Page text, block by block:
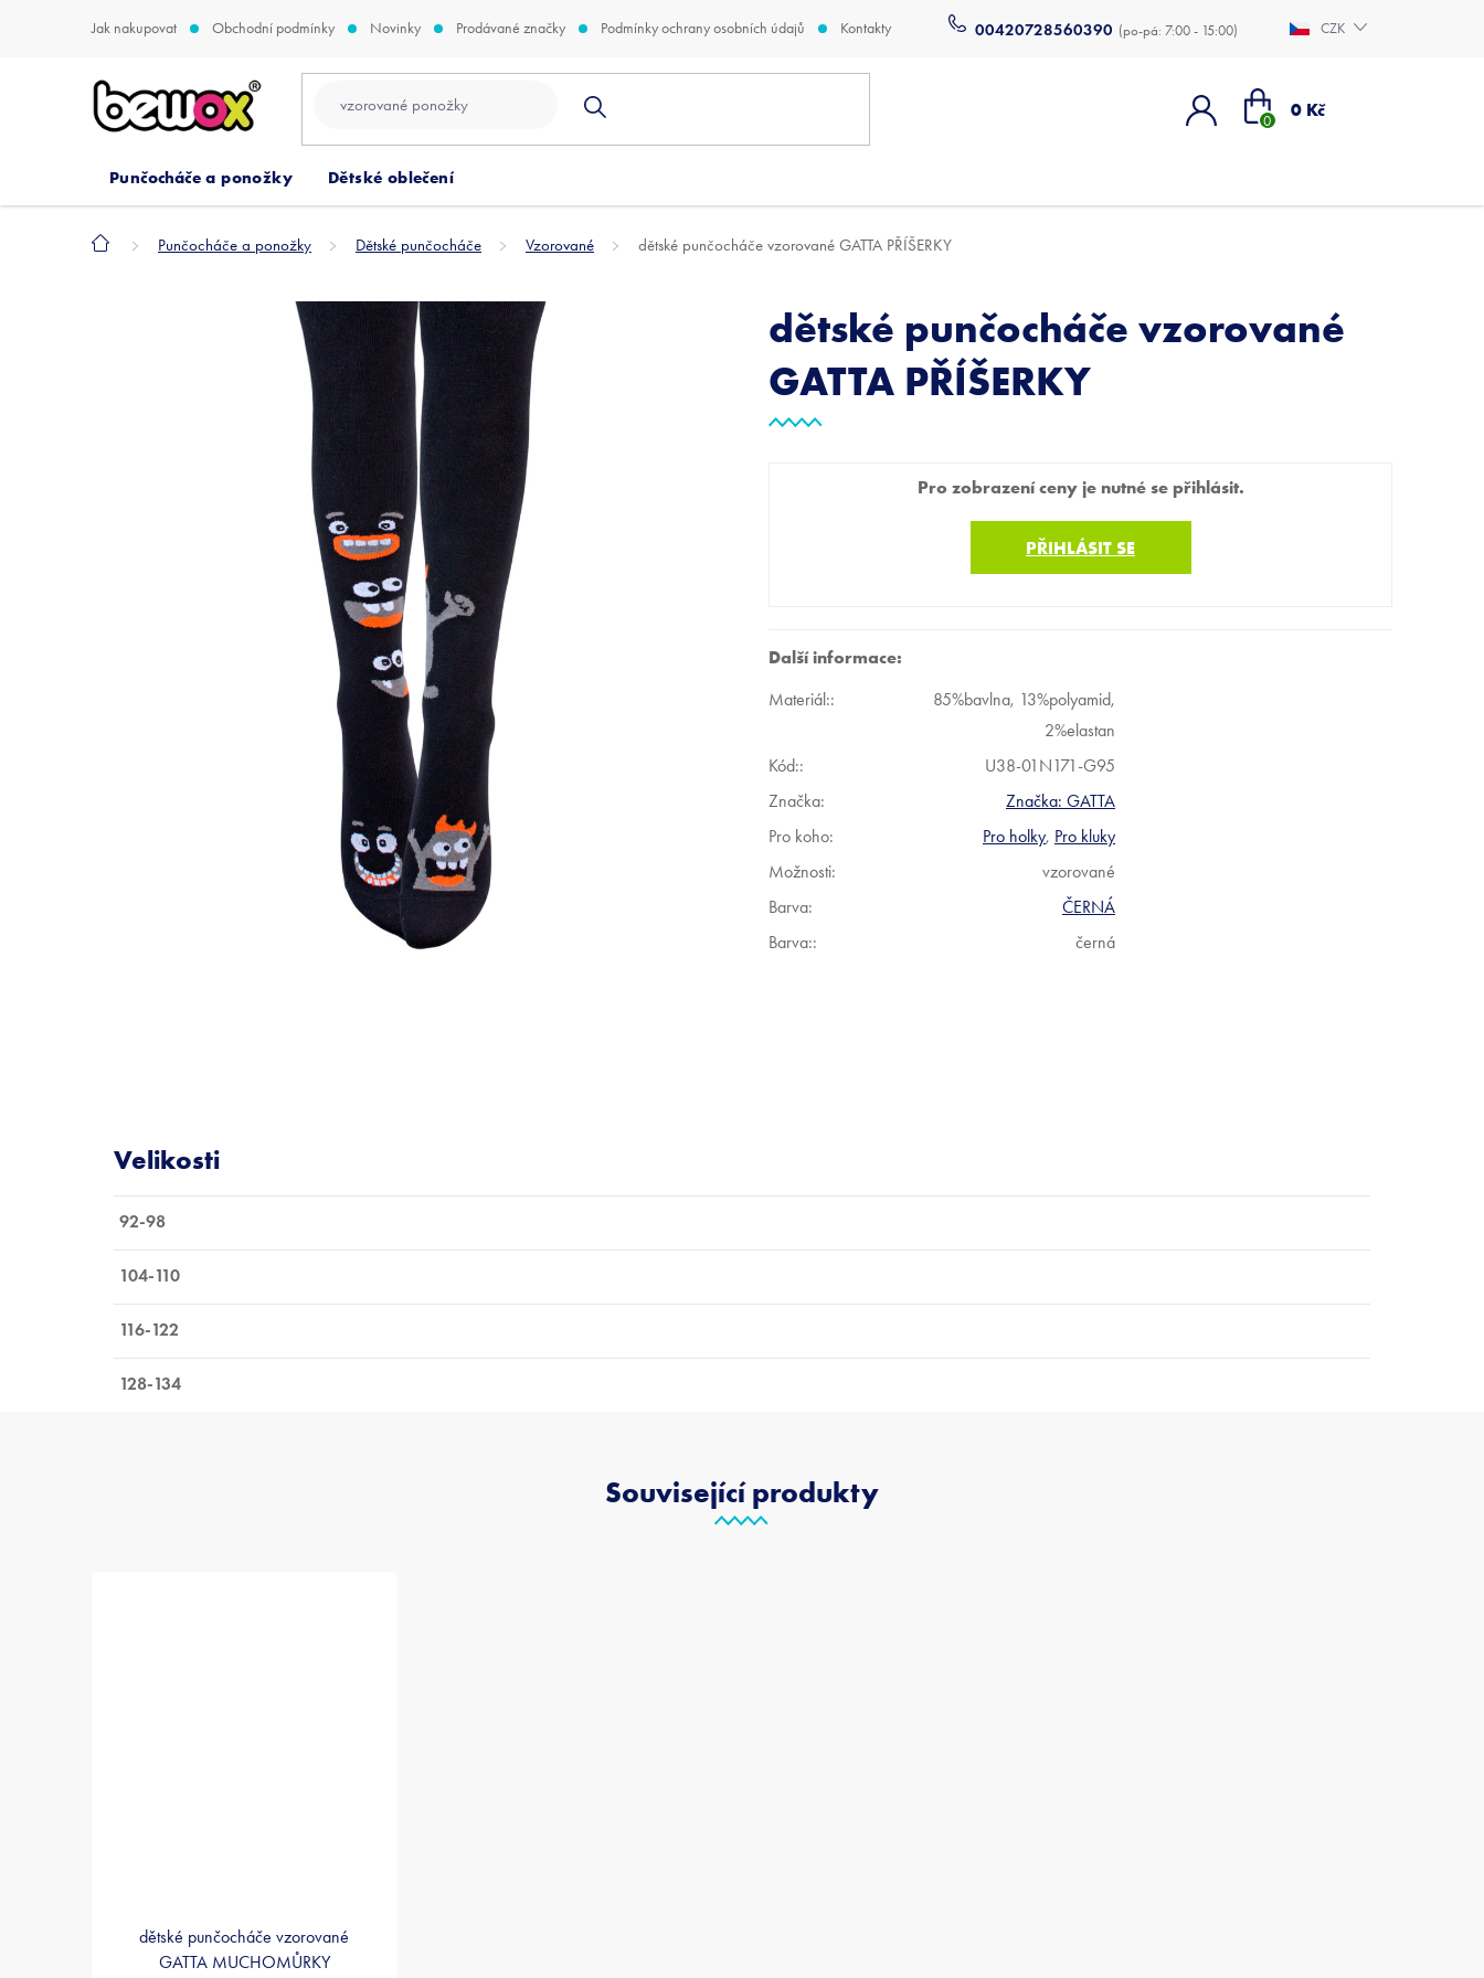
00420728560390
Jak nakupovat Obchodní podmínky Novinky Prodávané značky Podmínky ochrany osobních údajů Kontakty CZK
Nákupní
0 Kč
Punčocháče a ponožky Dětské oblečení
Domů Punčocháče a ponožky Dětské punčocháče Vzorované dětské punčocháče vzorované GATTA PŘÍŠERKY
dětské punčocháče vzorované
GATTA PŘÍŠERKY
Pro zobrazení ceny je nutné se přihlásit.
PŘIHLÁSIT SE
Další informace:
Materiál::
85%bavlna, 13%polyamid,
2%elastan
Kód::
U38-01N171-G95
Značka:
Značka: GATTA
Pro koho: Pro holky, Pro kluky
Možnosti:
vzorované
Barva:
ČERNÁ
Barva:: černá
92-98
104-110
116-122
128-134
Související produkty
dětské punčocháče vzorované
GATTA MUCHOMŮRKY